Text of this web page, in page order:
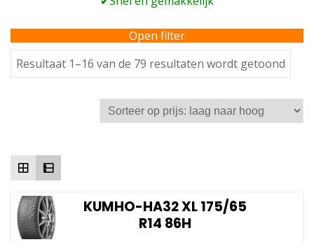
Open filter
Resultaat 1–16 van de 79 resultaten wordt getoond
op
prijs:
laag
KUMHO-HA32 XL 175/65
R14 86H